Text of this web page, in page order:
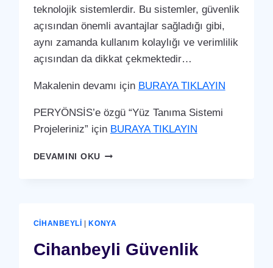
teknolojik sistemlerdir. Bu sistemler, güvenlik
açısından önemli avantajlar sağladığı gibi,
aynı zamanda kullanım kolaylığı ve verimlilik
açısından da dikkat çekmektedir…
Makalenin devamı için BURAYA TIKLAYIN
PERYÖNSİS’e özgü “Yüz Tanıma Sistemi
Projeleriniz” için BURAYA TIKLAYIN
DEVAMINI OKUCIHANBEYLI
CIHANBEYLI KONYA
Cihanbeyli Güvenlik